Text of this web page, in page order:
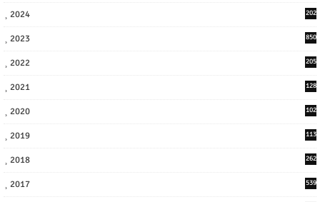
2024
202
2023 850
2022
205
2021
128
2020
102
2019
113
2018
262
2017
539